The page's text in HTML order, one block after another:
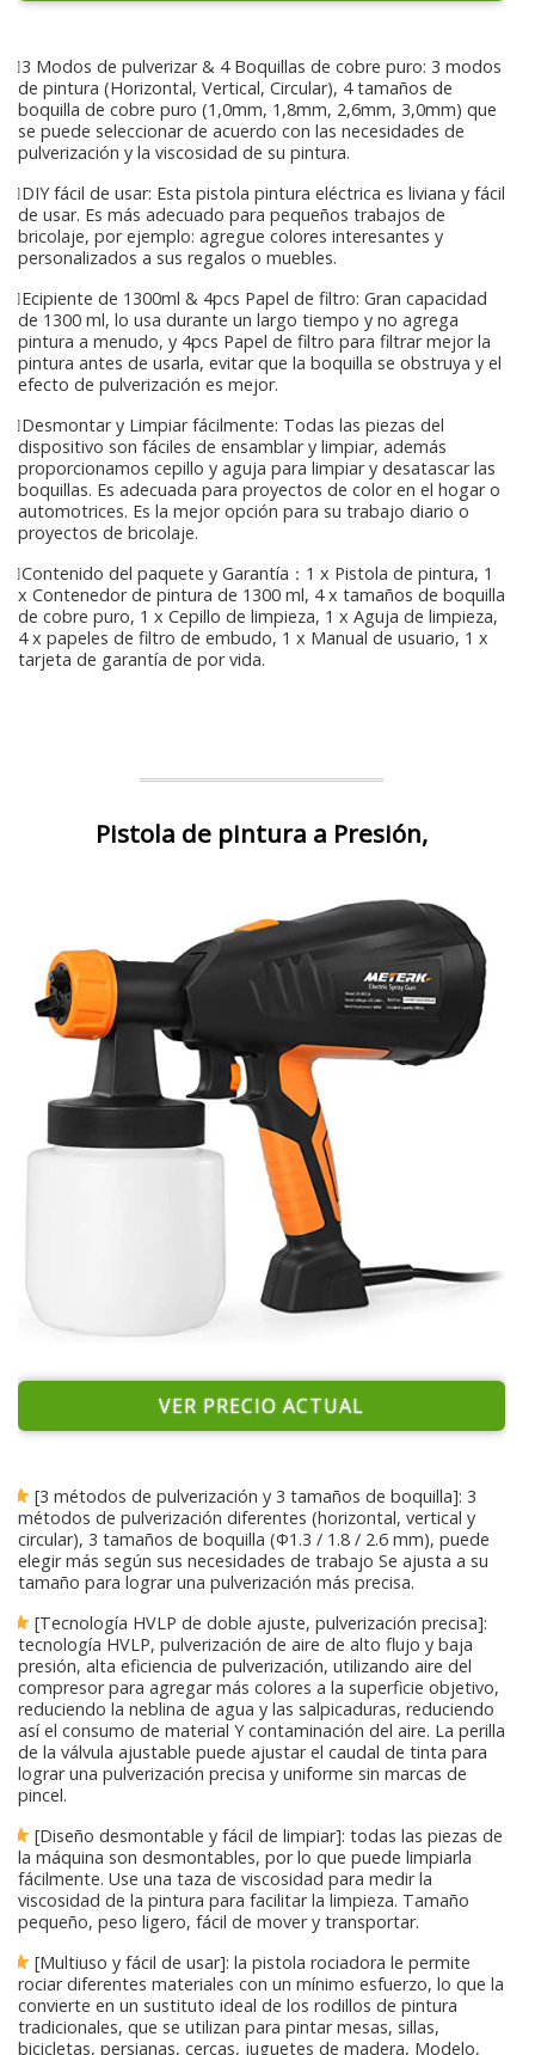
3 Modos de pulverizar & 4 Boquillas de cobre puro: 3 modos
de pintura (Horizontal, Vertical, Circular), 4 tamaños de
boquilla de cobre puro (1,0mm, 1,8mm, 2,6mm, 3,0mm) que
se puede seleccionar de acuerdo con las necesidades de
pulverización y la viscosidad de su pintura.
DIY fácil de usar: Esta pistola pintura eléctrica es liviana y fácil
de usar. Es más adecuado para pequeños trabajos de
bricolaje, por ejemplo: agregue colores interesantes y
personalizados a sus regalos o muebles.
Ecipiente de 1300ml & 4pcs Papel de filtro: Gran capacidad
de 1300 ml, lo usa durante un largo tiempo y no agrega
pintura a menudo, y 4pcs Papel de filtro para filtrar mejor la
pintura antes de usarla, evitar que la boquilla se obstruya y el
efecto de pulverización es mejor.
Desmontar y Limpiar fácilmente: Todas las piezas del
dispositivo son fáciles de ensamblar y limpiar, además
proporcionamos cepillo y aguja para limpiar y desatascar las
boquillas. Es adecuada para proyectos de color en el hogar o
automotrices. Es la mejor opción para su trabajo diario o
proyectos de bricolaje.
Contenido del paquete y Garantía：1 x Pistola de pintura, 1
x Contenedor de pintura de 1300 ml, 4 x tamaños de boquilla
de cobre puro, 1 x Cepillo de limpieza, 1 x Aguja de limpieza,
4 x papeles de filtro de embudo, 1 x Manual de usuario, 1 x
tarjeta de garantía de por vida.
Pistola de pintura a Presión,
VER PRECIO ACTUAL
[3 métodos de pulverización y 3 tamaños de boquilla]: 3
métodos de pulverización diferentes (horizontal, vertical y
circular), 3 tamaños de boquilla (Φ1.3 / 1.8 / 2.6 mm), puede
elegir más según sus necesidades de trabajo Se ajusta a su
tamaño para lograr una pulverización más precisa.
[Tecnología HVLP de doble ajuste, pulverización precisa]:
tecnología HVLP, pulverización de aire de alto flujo y baja
presión, alta eficiencia de pulverización, utilizando aire del
compresor para agregar más colores a la superficie objetivo,
reduciendo la neblina de agua y las salpicaduras, reduciendo
así el consumo de material Y contaminación del aire. La perilla
de la válvula ajustable puede ajustar el caudal de tinta para
lograr una pulverización precisa y uniforme sin marcas de
pincel.
[Diseño desmontable y fácil de limpiar]: todas las piezas de
la máquina son desmontables, por lo que puede limpiarla
fácilmente. Use una taza de viscosidad para medir la
viscosidad de la pintura para facilitar la limpieza. Tamaño
pequeño, peso ligero, fácil de mover y transportar.
[Multiuso y fácil de usar]: la pistola rociadora le permite
rociar diferentes materiales con un mínimo esfuerzo, lo que la
convierte en un sustituto ideal de los rodillos de pintura
tradicionales, que se utilizan para pintar mesas, sillas,
bicicletas, persianas, cercas, juguetes de madera, Modelo,